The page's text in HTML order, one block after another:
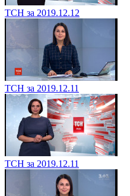
ТСН за 2019.12.12
ТСН за 2019.12.11
ТСН за 2019.12.11